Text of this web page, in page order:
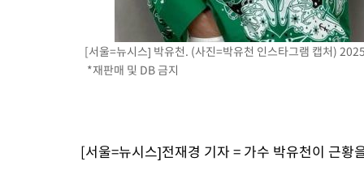
극한폭염 한풀 꺾이지만…'낮 최고 35도' 무더위, 열대야 계속[다
축구협회 "압수수색·성접대 논란 사과…쇄신의 기회로 삼겠다"
[속보]'압수수색·성접대 논란' 축구협회 "실망과 걱정 안겨드려
'최고 37도' 폭염 지속…강원동해안 최대 150㎜ 비
[서울=뉴시스] 박유천. (사진=박유천 인스타그램 캡처)
*재판매 및 DB 금지
[서울=뉴시스]전재경 기자 = 가수 박유천이 근황